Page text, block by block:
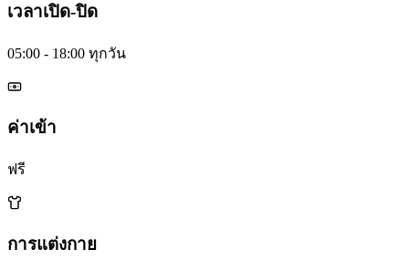
เวลาเปิด-ปิด
05:00 - 18:00 ทุกวัน
ค่าเข้า
ฟรี
การแต่งกาย